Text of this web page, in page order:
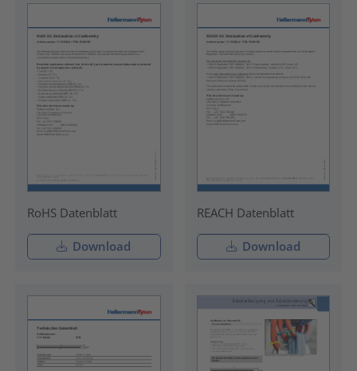
RoHS Datenblatt
Download
REACH Datenblatt
Download